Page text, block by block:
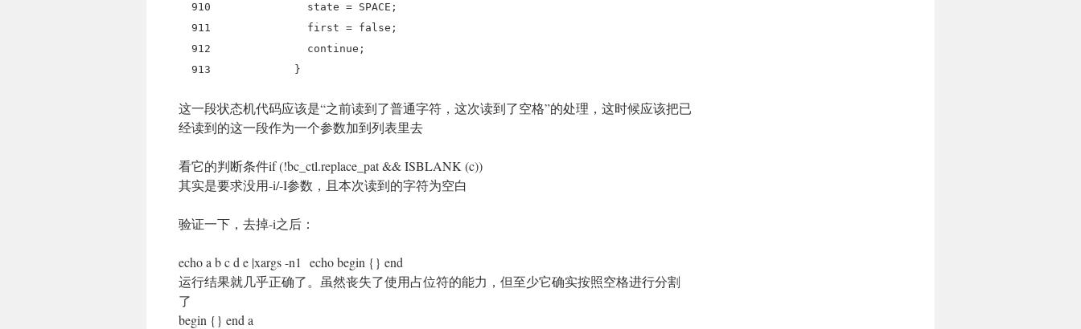
910 state = SPACE;
911 first = false;
912 continue;
913 }
这一段状态机代码应该是“之前读到了普通字符，这次读到了空格”的处理，这时候应该把已
经读到的这一段作为一个参数加到列表里去
看它的判断条件if (!bc_ctl.replace_pat && ISBLANK (c))
其实是要求没用-i/-I参数，且本次读到的字符为空白
验证一下，去掉-i之后：
echo a b c d e |xargs -n1 echo begin {} end
运行结果就几乎正确了。虽然丧失了使用占位符的能力，但至少它确实按照空格进行分割
了
begin {} end a